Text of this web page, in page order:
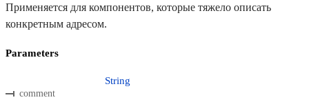
Применяется для компонентов, которые тяжело описать
конкретным адресом.
Parameters
comment
String